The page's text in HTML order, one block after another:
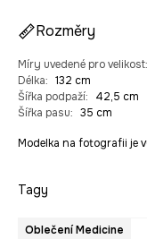
Rozměry
Míry uvedené pro velikost:
Délka: 132 cm
Šířka podpaží:
42,5 cm
Šířka pasu: 35 cm
Modelka na fotografii je
Tagy
Oblečení Medicine